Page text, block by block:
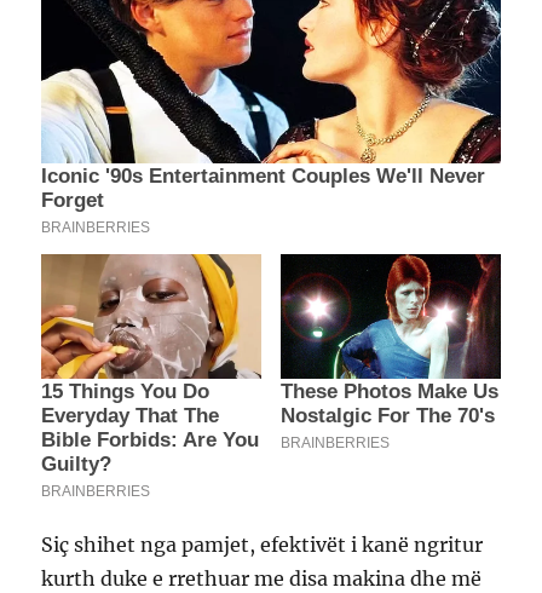
Siç shihet nga pamjet, efektivët i kanë ngritur
kurth duke e rrethuar me disa makina dhe më